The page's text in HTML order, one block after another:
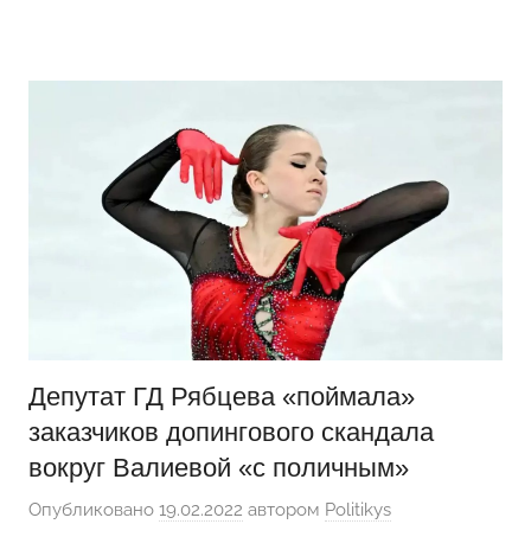
содержимому
Депутат ГД Рябцева «поймала»
заказчиков допингового скандала
вокруг Валиевой «с поличным»
Опубликовано 19.02.2022 автором Politikys